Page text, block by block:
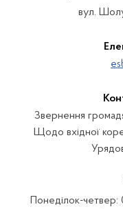
вул.
Звернення
Щодо вхідної
Понеділок-